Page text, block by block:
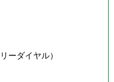
ーダイヤル）